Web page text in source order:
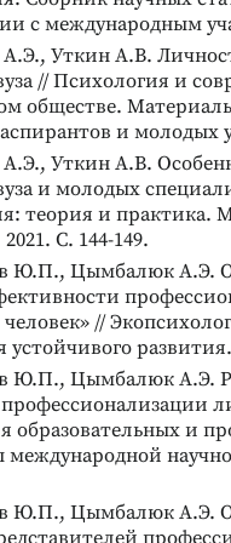
с международным
Уткин А.В.
// Психология и
обществе.
и молодых
Уткин А.В.
и молодых
теория и практика.
С. 144-149.
Ю.П., Цымбалюк А.Э.
//
устойчивого
Ю.П., Цымбалюк А.Э.
профессионализации
образовательных и
Ю.П., Цымбалюк А.Э.